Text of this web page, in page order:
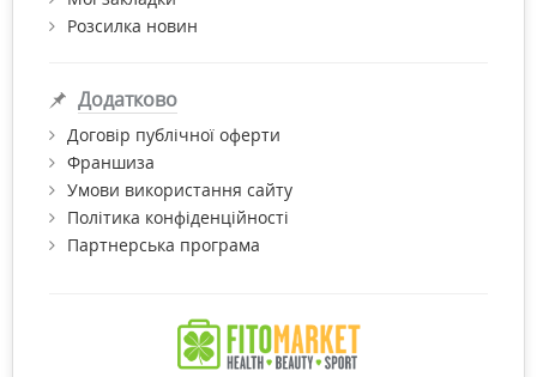
Розсилка новин
Додатково
Договір публічної оферти
Франшиза
Умови використання сайту
Політика конфіденційності
Партнерська програма